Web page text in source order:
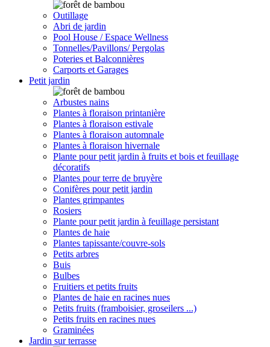
Outillage
Abri de jardin
Pool House / Espace Wellness
Tonnelles/Pavillons/ Pergolas
Poteries et Balconnières
Carports et Garages
Petit jardin
Arbustes nains
Plantes à floraison printanière
Plantes à floraison estivale
Plantes à floraison automnale
Plantes à floraison hivernale
Plante pour petit jardin à fruits et bois et feuillage
décoratifs
Plantes pour terre de bruyère
Conifères pour petit jardin
Plantes grimpantes
Rosiers
Plante pour petit jardin à feuillage persistant
Plantes de haie
Plantes tapissante/couvre-sols
Petits arbres
Buis
Bulbes
Fruitiers et petits fruits
Plantes de haie en racines nues
Petits fruits (framboisier, groseilers ...)
Petits fruits en racines nues
Graminées
Jardin sur terrasse